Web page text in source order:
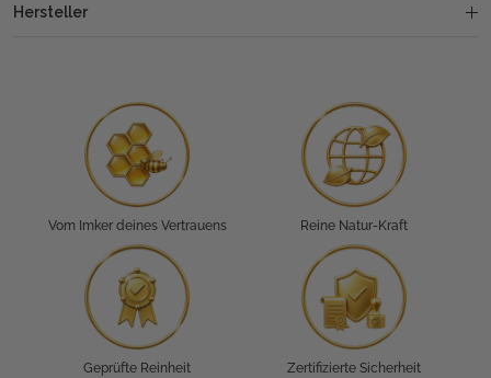
Hersteller
Vom Imker deines Vertrauens Reine Natur-Kraft
Geprüfte Reinheit Zertifizierte Sicherheit